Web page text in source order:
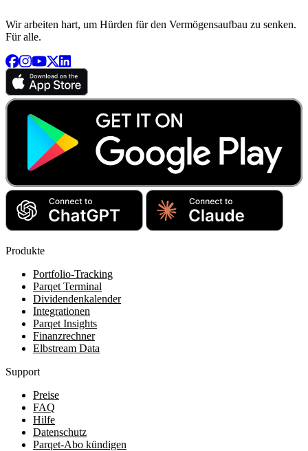
Wir arbeiten hart, um Hürden für den Vermögensaufbau zu senken.
Für alle.
Produkte
Portfolio-Tracking
Parqet Terminal
Dividendenkalender
Integrationen
Parqet Insights
Finanzrechner
Elbstream Data
Support
Preise
FAQ
Hilfe
Datenschutz
Parqet-Abo kündigen